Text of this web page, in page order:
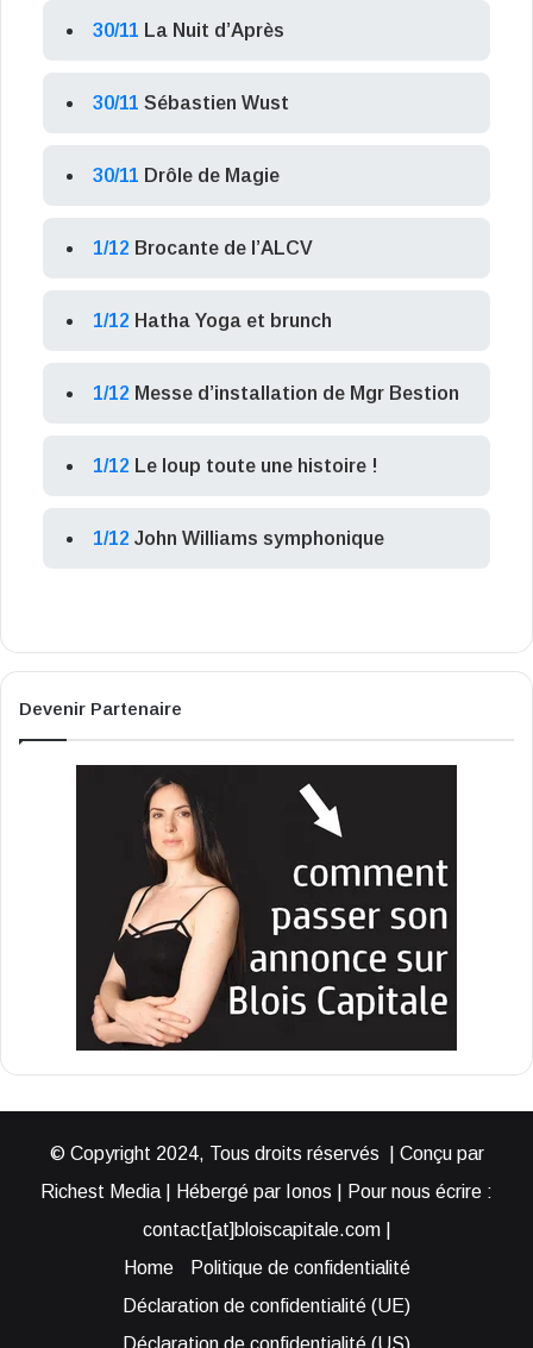
30/11 La Nuit d’Après
30/11 Sébastien Wust
30/11 Drôle de Magie
1/12 Brocante de l’ALCV
1/12 Hatha Yoga et brunch
1/12 Messe d’installation de Mgr Bestion
1/12 Le loup toute une histoire !
1/12 John Williams symphonique
Devenir Partenaire
© Copyright 2024, Tous droits réservés | Conçu par
Richest Media | Hébergé par Ionos | Pour nous écrire :
contact[at]bloiscapitale.com |
Home
Politique de confidentialité
Déclaration de confidentialité (UE)